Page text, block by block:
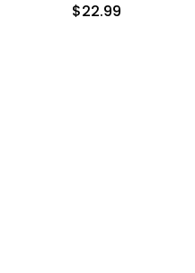
$22.99